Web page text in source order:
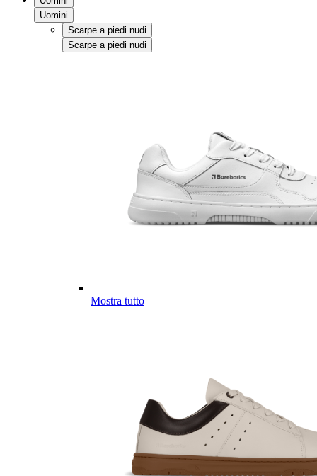
Uomini
Scarpe a piedi nudi
Scarpe a piedi nudi
Mostra tutto